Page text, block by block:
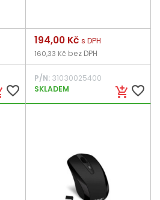
favorite_border add_shopping_cart favorite_border
Cena
194,00 Kč s DPH
160,33 Kč bez DPH
P/N:31030025400
SKLADEM